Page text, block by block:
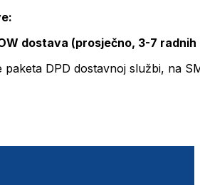
dostava (prosječno, 3-7 radnih
paketa DPD dostavnoj službi, na